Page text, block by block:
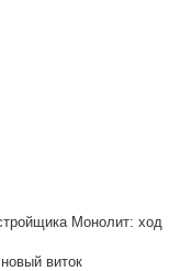
Монолит: ход
виток